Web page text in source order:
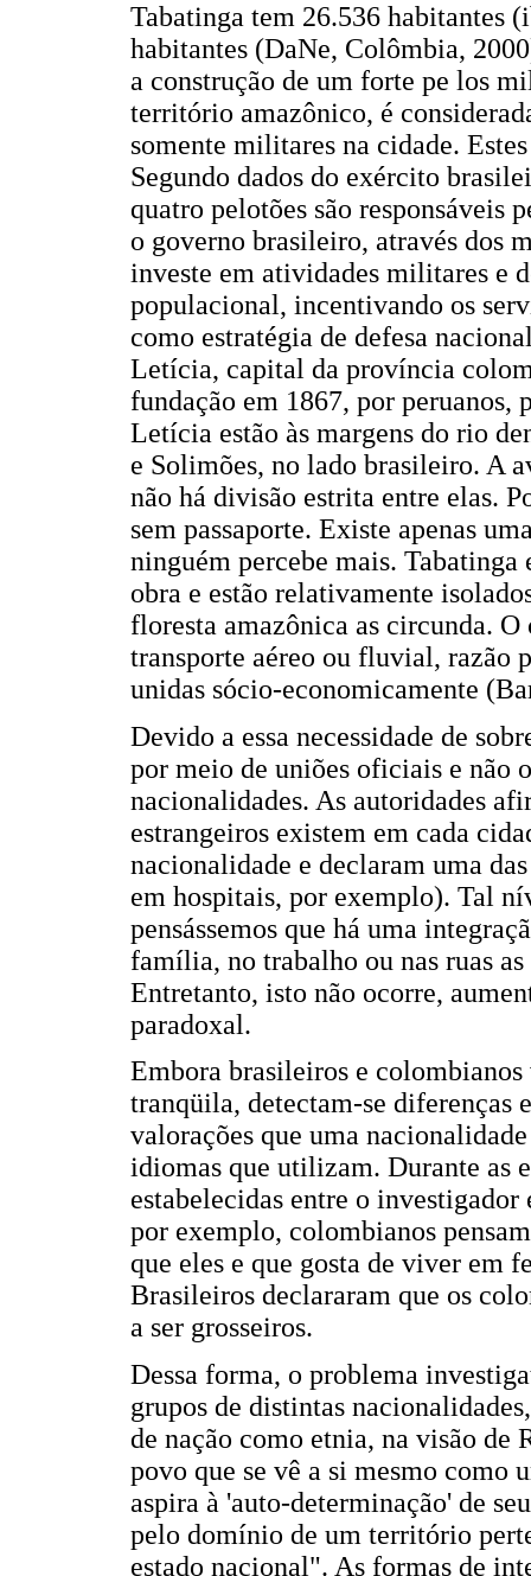
Tabatinga tem 26.536 habitantes
habitantes (DaNe, Colômbia,
a construção de um forte pe los
território amazônico, é
somente militares na cidade.
Segundo dados do exército
quatro pelotões são
o governo brasileiro, através dos
investe em atividades militares e
populacional, incentivando os
como estratégia de defesa
Letícia, capital da província
fundação em 1867, por peruanos,
Letícia estão às margens do rio
e Solimões, no lado brasileiro. A
não há divisão estrita entre elas.
sem passaporte. Existe apenas
ninguém percebe mais.
obra e estão relativamente
floresta amazônica as circunda.
transporte aéreo ou fluvial, razão
unidas sócio-economicamente
Devido a essa necessidade de
por meio de uniões oficiais e não
nacionalidades. As autoridades
estrangeiros existem em cada
nacionalidade e declaram uma
em hospitais, por exemplo). Tal
pensássemos que há uma
família, no trabalho ou nas ruas
Entretanto, isto não ocorre,
paradoxal.
Embora brasileiros e
tranqüila, detectam-se diferenças
valorações que uma
idiomas que utilizam. Durante as
estabelecidas entre o
por exemplo, colombianos
que eles e que gosta de viver em
Brasileiros declararam que os
a ser grosseiros.
Dessa forma, o problema
grupos de distintas
de nação como etnia, na visão
povo que se vê a si mesmo como
aspira à 'auto-determinação' de
pelo domínio de um território
estado nacional". As formas de